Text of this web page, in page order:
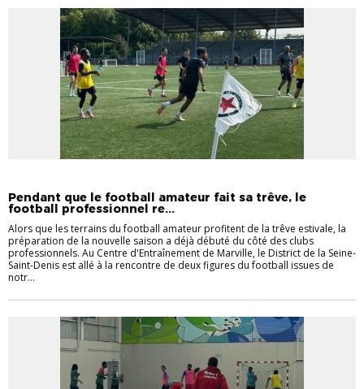
Pendant que le football amateur fait sa trêve, le
football professionnel re...
Alors que les terrains du football amateur profitent de la trêve estivale, la
préparation de la nouvelle saison a déjà débuté du côté des clubs
professionnels. Au Centre d'Entraînement de Marville, le District de la Seine-
Saint-Denis est allé à la rencontre de deux figures du football issues de
notr...